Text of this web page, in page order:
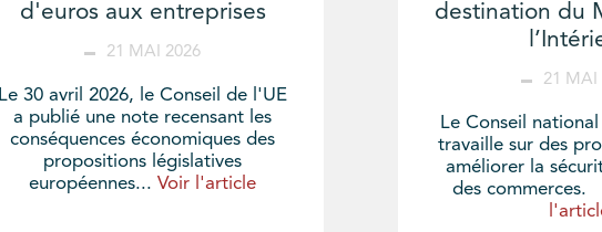
d'euros aux entreprises
21 MAI 2026
Le 30 avril 2026, le Conseil de l'UE
a publié une note recensant les
conséquences économiques des
propositions législatives
européennes...Voir l'article
destination du
21 MAI
Le Conseil
travaille sur des
améliorer la
des